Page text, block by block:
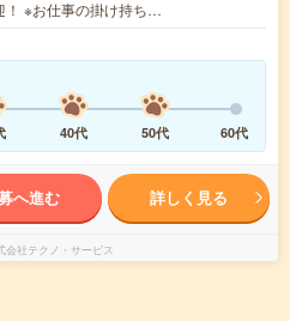
※お仕事の掛け持ち…
40代 50代 60代
へ進む 詳しく見る
会社テクノ・サービス